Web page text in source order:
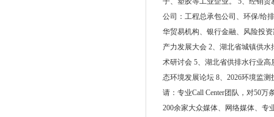
公司：工程总承包公司、环保/给
华贸易机构、银行金融、风险投
产力发展大会 2、湖北省城镇供
术研讨会 5、湖北省供排水行业
态环境发展论坛 8、2026环境监
请：专业Call Center团队，对50
200余家大众媒体、网络媒体、专